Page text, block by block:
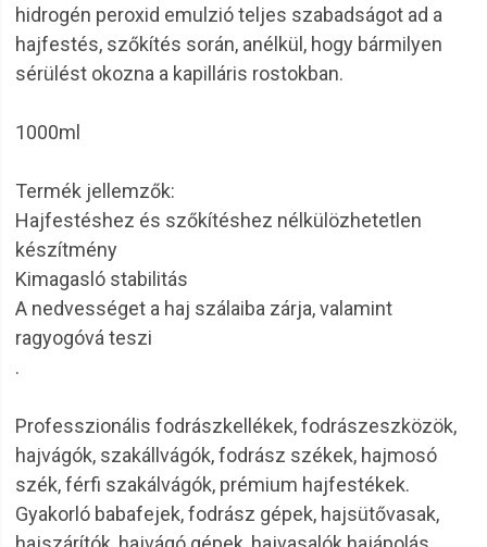
hidrogén peroxid emulzió teljes szabadságot ad a
hajfestés, szőkítés során, anélkül, hogy bármilyen
sérülést okozna a kapilláris rostokban.
1000ml
Termék jellemzők:
Hajfestéshez és szőkítéshez nélkülözhetetlen
készítmény
Kimagasló stabilitás
A nedvességet a haj szálaiba zárja, valamint
ragyogóvá teszi
.
Professzionális fodrászkellékek, fodrászeszközök,
hajvágók, szakállvágók, fodrász székek, hajmosó
szék, férfi szakálvágók, prémium hajfestékek.
Gyakorló babafejek, fodrász gépek, hajsütővasak,